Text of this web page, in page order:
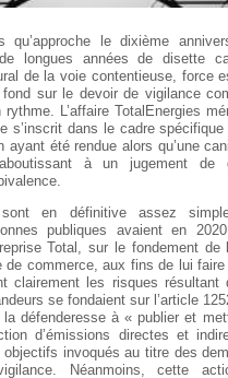
qu’approche le dixième
longues années de disette
de la voie contentieuse, force
sur le devoir de vigilance
L’affaire TotalEnergies
s’inscrit dans le cadre
ayant été rendue alors qu’une
à un jugement de
en définitive assez
publiques avaient en
Total, sur le fondement de
commerce, aux fins de lui faire
clairement les risques résultant
se fondaient sur l’article
la défenderesse à « publier et
d’émissions directes et
invoqués au titre des
Néanmoins, cette